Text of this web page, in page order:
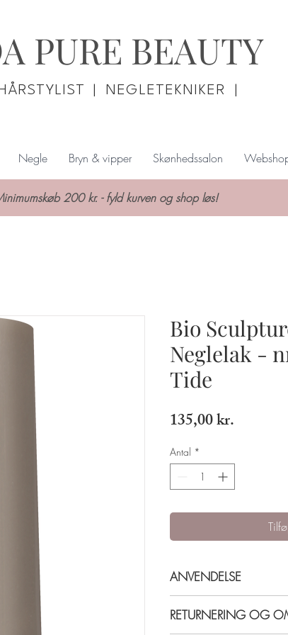
PURE BEAUTY
| NEGLETEKNIKER |
Negle Bryn & vipper Skønhedssalon
200 kr. - fyld kurven og shop løs!
Bio
Neglelak -
Tide
135,00 kr.
Antal *
ANVENDELSE
base coat, 2 lag farve og
RETURNERING OG